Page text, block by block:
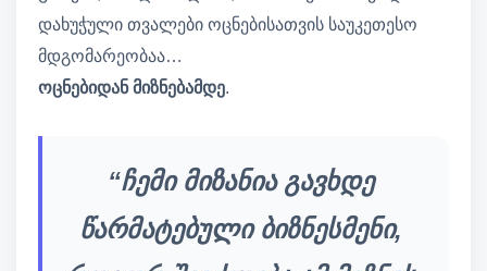
დახუჭული თვალები ოცნებისათვის საუკეთესო
მდგომარეობაა…
ოცნებიდან მიზნებამდე.
“ჩემი მიზანია გავხდე
წარმატებული ბიზნესმენი,